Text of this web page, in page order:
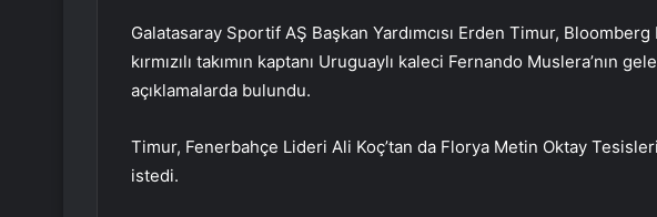
Galatasaray Sportif AŞ Başkan Yardımcısı Erden Timur, Bloomberg
kırmızılı takımın kaptanı Uruguaylı kaleci Fernando Muslera’nın
açıklamalarda bulundu.
Timur, Fenerbahçe Lideri Ali Koç’tan da Florya Metin Oktay
istedi.